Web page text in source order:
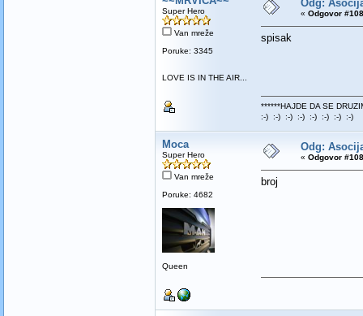
Super Hero
Van mreže
Poruke: 3345
LOVE IS IN THE AIR...
Odg:
« Odgovor
spisak
******HAJDE DA SE
:-) :-) :-) :-) :-) :-) :-) :-)
Moca
Super Hero
Van mreže
Poruke: 4682
Queen
Odg:
« Odgovor
broj